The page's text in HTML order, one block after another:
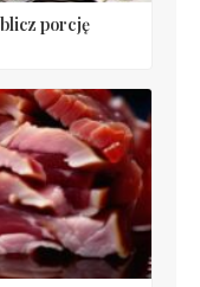
porcję